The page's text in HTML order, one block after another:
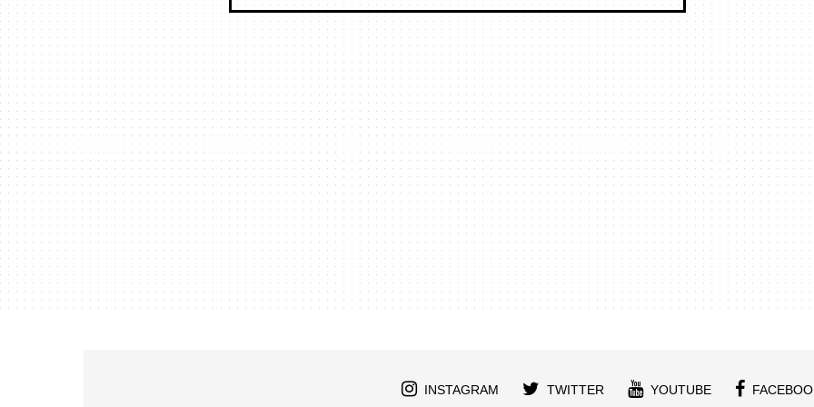
INSTAGRAM TWITTER YOUTUBE